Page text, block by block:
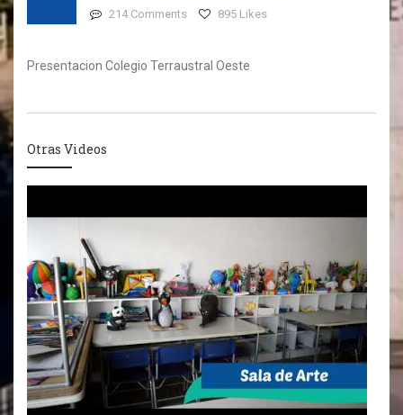
214 Comments 895 Likes
Presentacion Colegio Terraustral Oeste
Otras Videos